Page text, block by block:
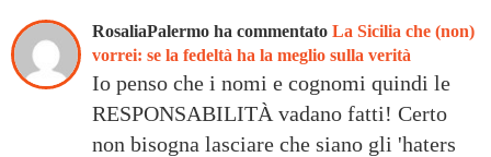
RosaliaPalermo ha commentato La Sicilia che (non)
vorrei: se la fedeltà ha la meglio sulla verità
Io penso che i nomi e cognomi quindi le
RESPONSABILITÀ vadano fatti! Certo
non bisogna lasciare che siano gli 'haters